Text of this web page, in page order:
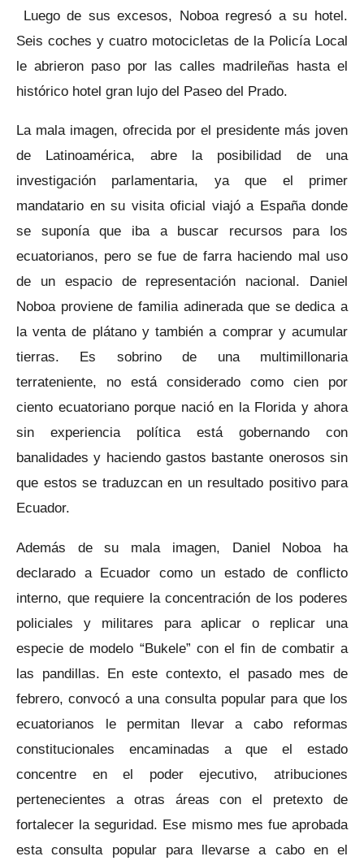
Luego de sus excesos, Noboa regresó a su hotel.
Seis coches y cuatro motocicletas de la Policía Local
le abrieron paso por las calles madrileñas hasta el
histórico hotel gran lujo del Paseo del Prado.
La mala imagen, ofrecida por el presidente más joven
de Latinoamérica, abre la posibilidad de una
investigación parlamentaria, ya que el primer
mandatario en su visita oficial viajó a España donde
se suponía que iba a buscar recursos para los
ecuatorianos, pero se fue de farra haciendo mal uso
de un espacio de representación nacional. Daniel
Noboa proviene de familia adinerada que se dedica a
la venta de plátano y también a comprar y acumular
tierras. Es sobrino de una multimillonaria
terrateniente, no está considerado como cien por
ciento ecuatoriano porque nació en la Florida y ahora
sin experiencia política está gobernando con
banalidades y haciendo gastos bastante onerosos sin
que estos se traduzcan en un resultado positivo para
Ecuador.
Además de su mala imagen, Daniel Noboa ha
declarado a Ecuador como un estado de conflicto
interno, que requiere la concentración de los poderes
policiales y militares para aplicar o replicar una
especie de modelo “Bukele” con el fin de combatir a
las pandillas. En este contexto, el pasado mes de
febrero, convocó a una consulta popular para que los
ecuatorianos le permitan llevar a cabo reformas
constitucionales encaminadas a que el estado
concentre en el poder ejecutivo, atribuciones
pertenecientes a otras áreas con el pretexto de
fortalecer la seguridad. Ese mismo mes fue aprobada
esta consulta popular para llevarse a cabo en el